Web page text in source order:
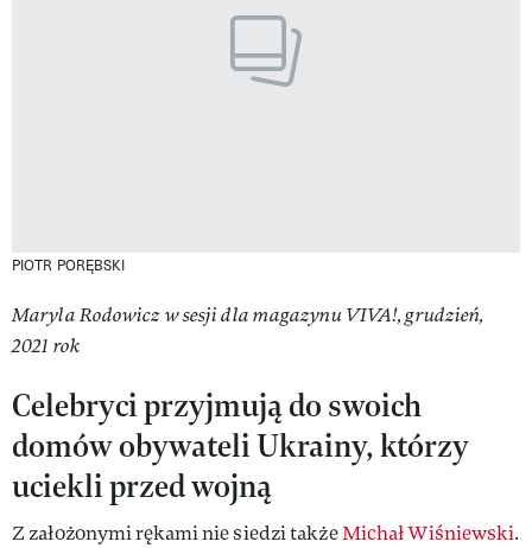
PIOTR PORĘBSKI
Maryla Rodowicz w sesji dla magazynu VIVA!, grudzień,
2021 rok
Celebryci przyjmują do swoich
domów obywateli Ukrainy, którzy
uciekli przed wojną
Z założonymi rękami nie siedzi takżeMichał Wiśniewski.